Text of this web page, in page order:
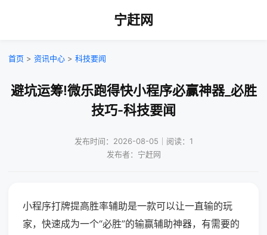
宁赶网
首页 > 资讯中心 > 科技要闻
避坑运筹!微乐跑得快小程序必赢神器_必胜
技巧-科技要闻
发布时间：2026-08-05｜阅读：1
发布者：宁赶网
小程序打牌提高胜率辅助是一款可以让一直输的玩
家，快速成为一个“必胜”的输赢辅助神器，有需要的